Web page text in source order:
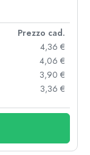
Prezzo cad.
4,36 €
4,06 €
3,90 €
3,36 €